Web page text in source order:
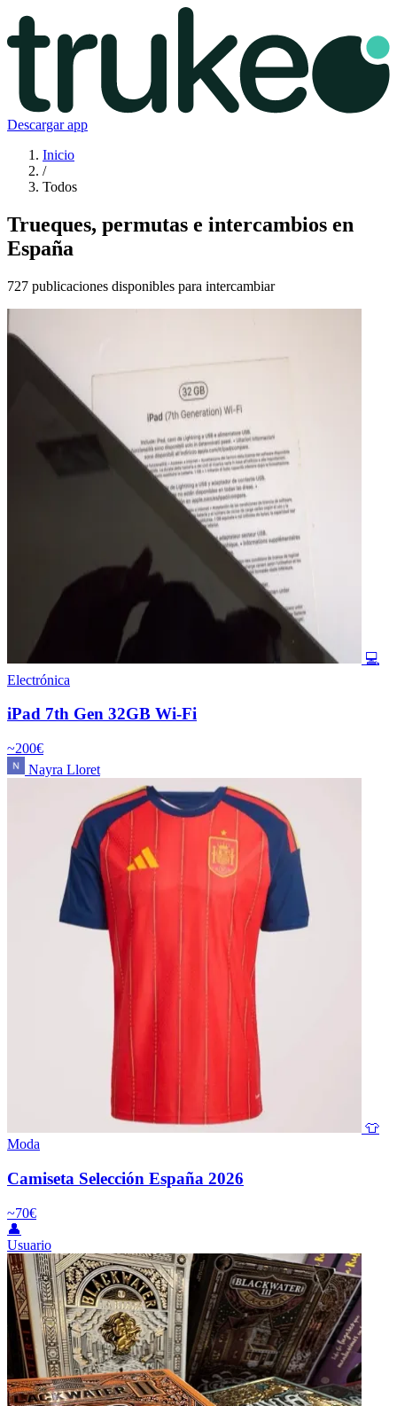
Descargar app
Inicio
/
Todos
Trueques, permutas e intercambios en
España
727 publicaciones disponibles para intercambiar
💻
Electrónica
iPad 7th Gen 32GB Wi-Fi
~200€
Nayra Lloret
👕
Moda
Camiseta Selección España 2026
~70€
👤
Usuario